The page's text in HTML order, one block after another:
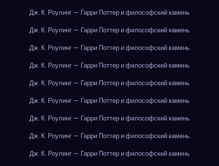
Дж. К. Роулинг — Гарри Поттер и философский камень
Дж. К. Роулинг — Гарри Поттер и философский камень
Дж. К. Роулинг — Гарри Поттер и философский камень
Дж. К. Роулинг — Гарри Поттер и философский камень
Дж. К. Роулинг — Гарри Поттер и философский камень
Дж. К. Роулинг — Гарри Поттер и философский камень
Дж. К. Роулинг — Гарри Поттер и философский камень
Дж. К. Роулинг — Гарри Поттер и философский камень
Дж. К. Роулинг — Гарри Поттер и философский камень